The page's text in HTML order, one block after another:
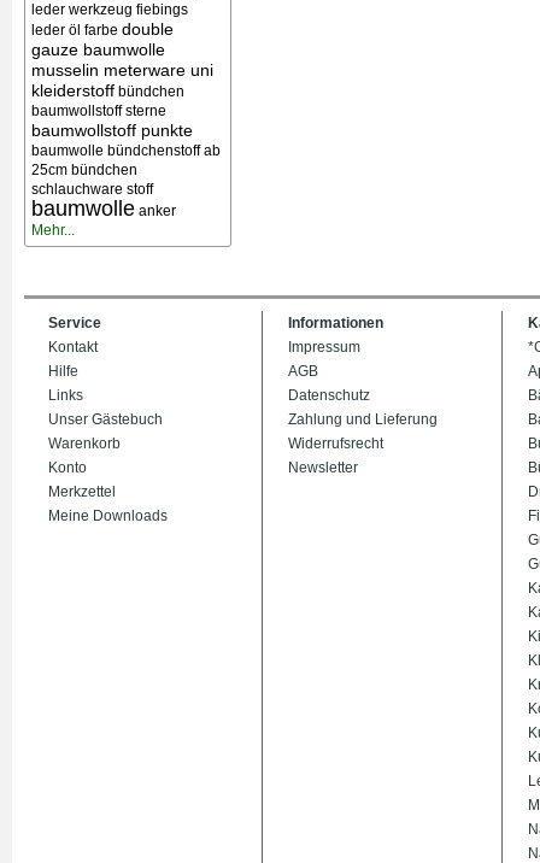
leder werkzeug fiebings
leder öl farbe double
gauze baumwolle
musselin meterware uni
kleiderstoff bündchen
baumwollstoff sterne
baumwollstoff punkte
baumwolle bündchenstoff ab
25cm bündchen
schlauchware stoff
baumwolle anker
Mehr...
Service
Kontakt
Hilfe
Links
Unser Gästebuch
Warenkorb
Konto
Merkzettel
Meine Downloads
Informationen
Impressum
AGB
Datenschutz
Zahlung und Lieferung
Widerrufsrecht
Newsletter